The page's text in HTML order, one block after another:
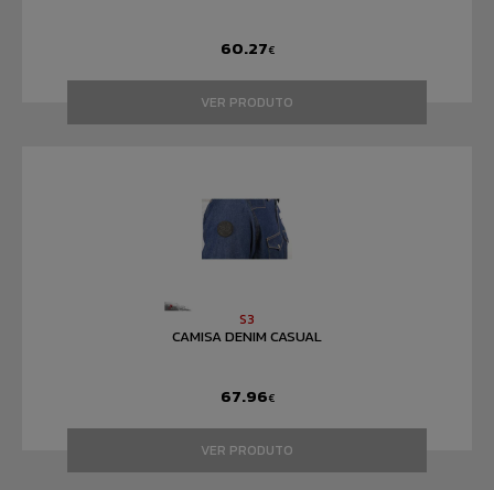
60.27€
VER PRODUTO
S3
CAMISA DENIM CASUAL
67.96€
VER PRODUTO